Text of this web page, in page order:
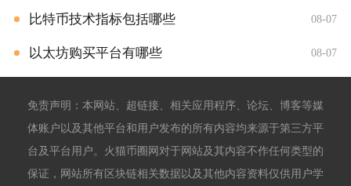
比特币技术指标包括哪些 08-07
以太坊购买平台有哪些 08-07
免责声明：本网站、超链接、相关应用程序、论坛、博客等媒
体账户以及其他平台和用户发布的所有内容均来源于第三方平
台及平台用户。火猫币圈网对于网站及其内容不作任何类型的
保证，网站所有区块链相关数据以及其他内容资料仅供用户学